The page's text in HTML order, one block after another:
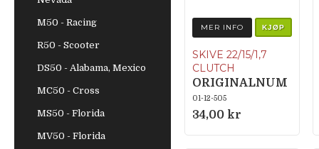
M50 - Racing
R50 - Scooter
DS50 - Alabama, Mexico
MC50 - Cross
MS50 - Florida
MV50 - Florida
MER INFO KJØP
SKIVE 22/15/1,7
CLUTCH
ORIGINALNUM
MER 050.1213
01-12-505
34,00 kr